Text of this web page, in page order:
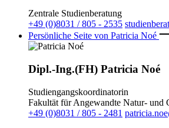
Zentrale Studienberatung
+49 (0)8031 / 805 - 2535
Persönliche Seite von Patricia Noé
Dipl.-Ing.(FH) Patricia Noé
Studiengangskoordinatorin
Fakultät für Angewandte Natur- und
+49 (0)8031 / 805 - 2481